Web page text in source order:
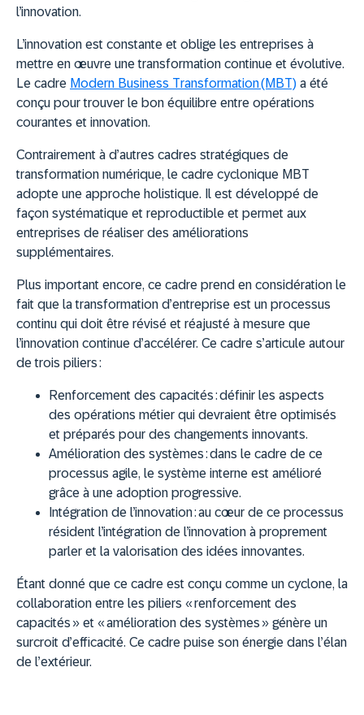
l’innovation.
L’innovation est constante et oblige les entreprises à
mettre en œuvre une transformation continue et évolutive.
Le cadre Modern Business Transformation (MBT) a été
conçu pour trouver le bon équilibre entre opérations
courantes et innovation.
Contrairement à d’autres cadres stratégiques de
transformation numérique, le cadre cyclonique MBT
adopte une approche holistique. Il est développé de
façon systématique et reproductible et permet aux
entreprises de réaliser des améliorations
supplémentaires.
Plus important encore, ce cadre prend en considération le
fait que la transformation d’entreprise est un processus
continu qui doit être révisé et réajusté à mesure que
l’innovation continue d’accélérer. Ce cadre s’articule autour
de trois piliers :
Renforcement des capacités :définir les aspects
des opérations métier qui devraient être optimisés
et préparés pour des changements innovants.
Amélioration des systèmes :dans le cadre de ce
processus agile, le système interne est amélioré
grâce à une adoption progressive.
Intégration de l’innovation :au cœur de ce processus
résident l’intégration de l’innovation à proprement
parler et la valorisation des idées innovantes.
Étant donné que ce cadre est conçu comme un cyclone, la
collaboration entre les piliers « renforcement des
capacités » et « amélioration des systèmes » génère un
surcroit d’efficacité. Ce cadre puise son énergie dans l’élan
de l’extérieur.